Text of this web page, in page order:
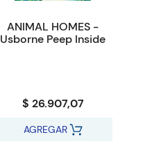
ANIMAL HOMES -
Usborne Peep Inside
$ 26.907,07
AGREGAR